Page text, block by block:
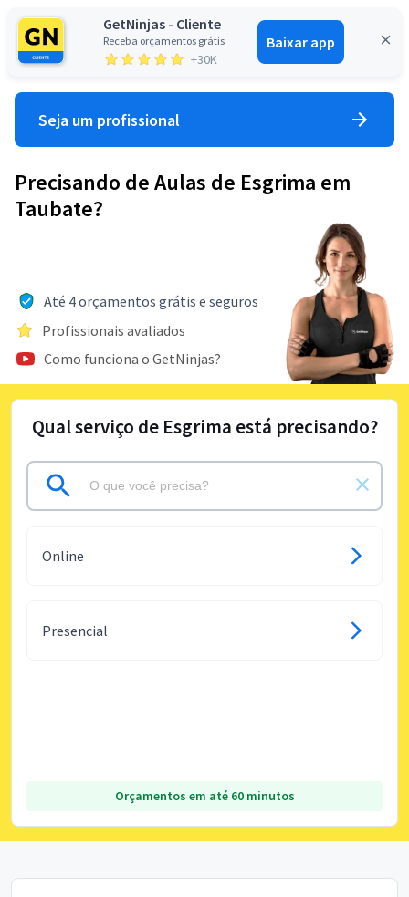
GetNinjas - Cliente
Receba orçamentos grátis
+30K
Baixar app
Entrar
Seja um profissional
Precisando de Aulas de Esgrima em
Taubate?
Até 4 orçamentos grátis e seguros
Profissionais avaliados
Como funciona o GetNinjas?
Qual serviço de Esgrima está precisando?
Online
Presencial
Orçamentos em até 60 minutos